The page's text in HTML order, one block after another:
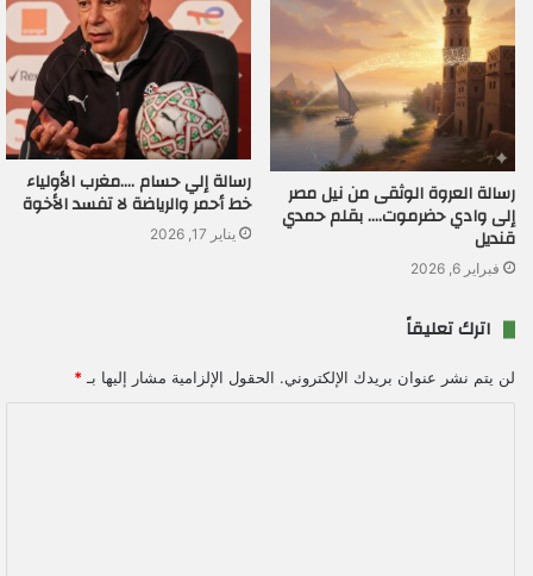
رسالة العروة الوثقى من نيل مصر
إلى وادي حضرموت…. بقلم حمدي
قنديل
فبراير 6, 2026
رسالة إلي حسام ….مغرب الأولياء
خط أحمر والرياضة لا تفسد الأخوة
يناير 17, 2026
اترك تعليقاً
لن يتم نشر عنوان بريدك الإلكتروني. الحقول الإلزامية مشار إليها بـ *